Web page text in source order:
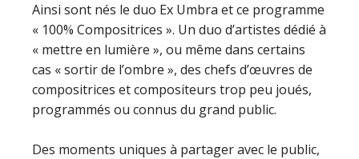
Ainsi sont nés le duo Ex Umbra et ce programme
« 100% Compositrices ». Un duo d’artistes dédié à
« mettre en lumière », ou même dans certains
cas « sortir de l’ombre », des chefs d’œuvres de
compositrices et compositeurs trop peu joués,
programmés ou connus du grand public.
Des moments uniques à partager avec le public,